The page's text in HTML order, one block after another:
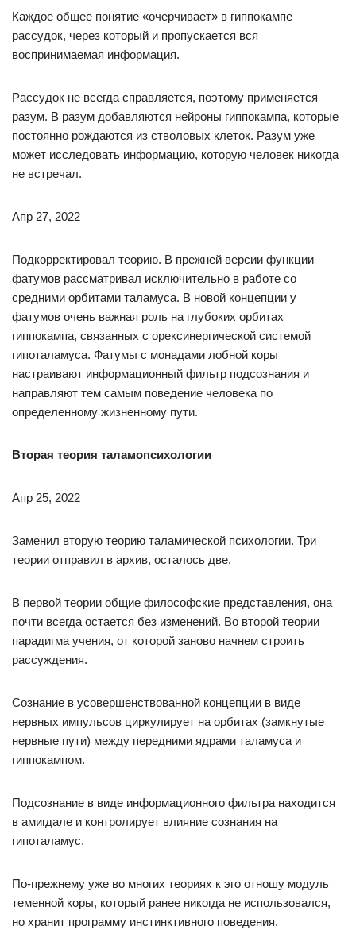
Каждое общее понятие «очерчивает» в гиппокампе
рассудок, через который и пропускается вся
воспринимаемая информация.
Рассудок не всегда справляется, поэтому применяется
разум. В разум добавляются нейроны гиппокампа, которые
постоянно рождаются из стволовых клеток. Разум уже
может исследовать информацию, которую человек никогда
не встречал.
Апр 27, 2022
Подкорректировал теорию. В прежней версии функции
фатумов рассматривал исключительно в работе со
средними орбитами таламуса. В новой концепции у
фатумов очень важная роль на глубоких орбитах
гиппокампа, связанных с орексинергической системой
гипоталамуса. Фатумы с монадами лобной коры
настраивают информационный фильтр подсознания и
направляют тем самым поведение человека по
определенному жизненному пути.
Вторая теория таламопсихологии
Апр 25, 2022
Заменил вторую теорию таламической психологии. Три
теории отправил в архив, осталось две.
В первой теории общие философские представления, она
почти всегда остается без изменений. Во второй теории
парадигма учения, от которой заново начнем строить
рассуждения.
Сознание в усовершенствованной концепции в виде
нервных импульсов циркулирует на орбитах (замкнутые
нервные пути) между передними ядрами таламуса и
гиппокампом.
Подсознание в виде информационного фильтра находится
в амигдале и контролирует влияние сознания на
гипоталамус.
По-прежнему уже во многих теориях к эго отношу модуль
теменной коры, который ранее никогда не использовался,
но хранит программу инстинктивного поведения.